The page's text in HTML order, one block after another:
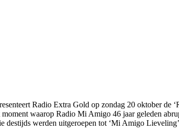
Radio Extra Gold op zondag 20 oktober de
waarop Radio Mi Amigo 46 jaar geleden
destijds werden uitgeroepen tot ‘Mi Amigo